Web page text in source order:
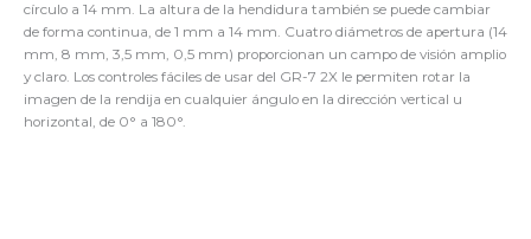
círculo a 14 mm. La altura de la hendidura también se puede cambiar
de forma continua, de 1 mm a 14 mm. Cuatro diámetros de apertura (14
mm, 8 mm, 3,5 mm, 0,5 mm) proporcionan un campo de visión amplio
y claro. Los controles fáciles de usar del GR-7 2X le permiten rotar la
imagen de la rendija en cualquier ángulo en la dirección vertical u
horizontal, de 0° a 180°.